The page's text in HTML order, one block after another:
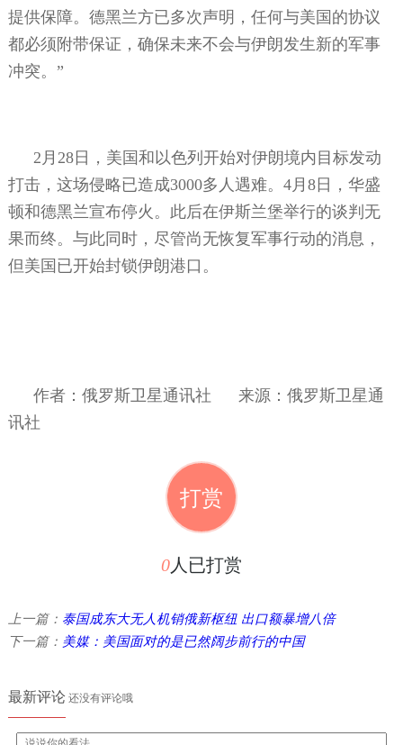
提供保障。德黑兰方已多次声明，任何与美国的协议
都必须附带保证，确保未来不会与伊朗发生新的军事
冲突。”
2 月 28日，美国和以色列开始对伊朗境内目标发动
打击，这场侵略已造成3000多人遇难。 4月 8日，华盛
顿和德黑兰宣布停火。此后在伊斯兰堡举行的谈判无
果而终。与此同时，尽管尚无恢复军事行动的消息，
但美国已开始封锁伊朗港口。
作者：俄罗斯卫星通讯社 来源： 俄罗斯卫星通
讯社
打赏
0人已打赏
上一篇： 泰国成东大无人机销俄新枢纽 出口额暴增八倍
下一篇： 美媒：美国面对的是已然阔步前行的中国
最新评论还没有评论哦